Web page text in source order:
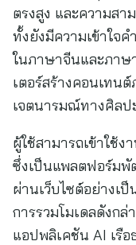
ตรงสูง และความสา
ทั้งยังมีความเข้าใจ
ในภาษาจีนและภาษ
เตอร์สร้างคอนเทน
เจตนารมณ์ทางศิลป
ผู้ใช้สามารถเข้าใช้
ซึ่งเป็นแพลตฟอร์มพั
ผ่านเว็บไซต์อย่างเ
การรวมโมเดลดังกล่
แอปพลิเคชัน AI เรื